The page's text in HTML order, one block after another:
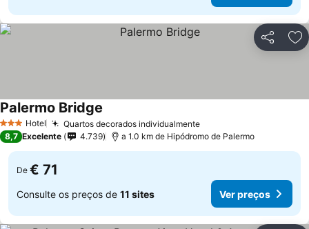
Partilhar
3 EstrelasHotel Quartos decorados individualmente
Palermo Bridge
8,7 Excelente 4.739 a 1.0 km de Hipódromo de Palermo
De € 71
Consulte os preços de 11 sites Ver preços